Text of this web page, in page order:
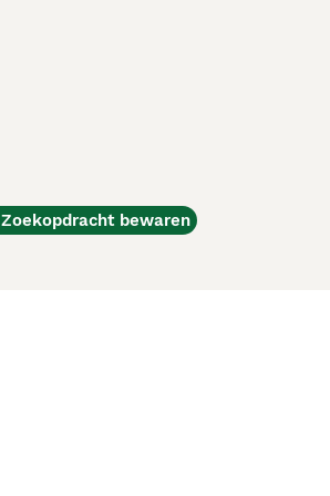
Zoekopdracht bewaren